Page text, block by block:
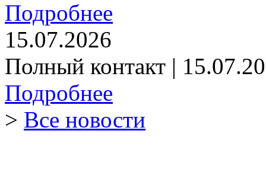
Подробнее
15.07.2026
Полный контакт |
Подробнее
> Все новости